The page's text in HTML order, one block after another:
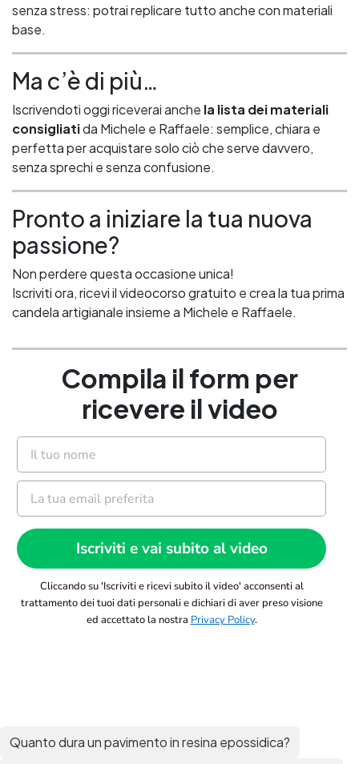
senza stress: potrai replicare tutto anche con materiali
base.
Ma c’è di più…
Iscrivendoti oggi riceverai anche la lista dei materiali
consigliatida Michele e Raffaele: semplice, chiara e
perfetta per acquistare solo ciò che serve davvero,
senza sprechi e senza confusione.
Pronto a iniziare la tua nuova
passione?
Non perdere questa occasione unica!
Iscriviti ora, ricevi il videocorso gratuito e crea la tua prima
candela artigianale insieme a Michele e Raffaele.
Compila il form per
ricevere il video
Nome
Email
Iscriviti e vai subito al video
Cliccando su 'Iscriviti e ricevi subito il video' acconsenti al
trattamento dei tuoi dati personali e dichiari di aver preso visione
ed accettato la nostra Privacy Policy.
Quanto dura un pavimento in resina epossidica?